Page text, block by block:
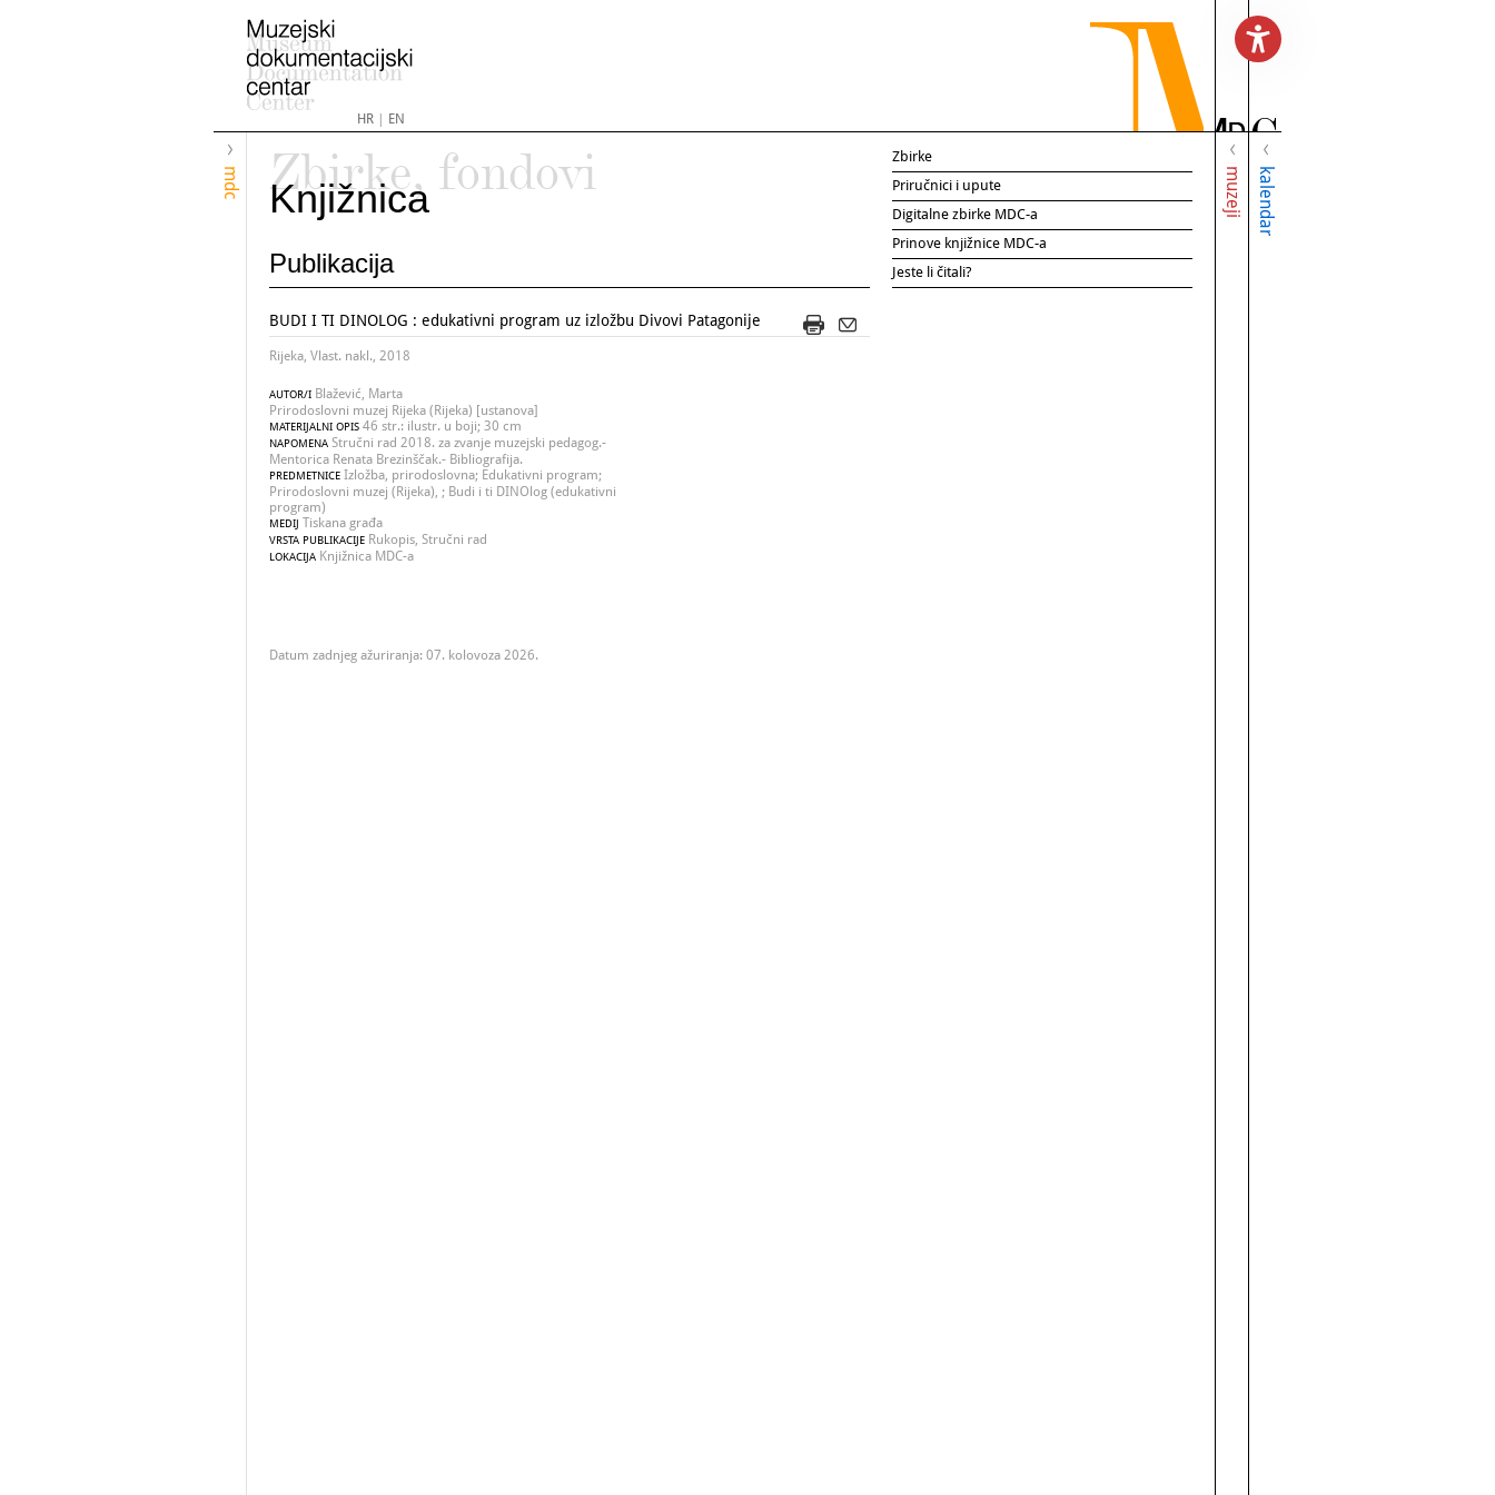
HR| EN
mdc muzeji kalendar
Zbirke, fondovi
Knjižnica
Publikacija
BUDI I TI DINOLOG : edukativni program uz izložbu Divovi Patagonije
Rijeka, Vlast. nakl., 2018
AUTOR/I Blažević, Marta
Prirodoslovni muzej Rijeka (Rijeka) [ustanova]
MATERIJALNI OPIS 46 str.: ilustr. u boji; 30 cm
NAPOMENA Stručni rad 2018. za zvanje muzejski pedagog.-
Mentorica Renata Brezinščak.- Bibliografija.
PREDMETNICE Izložba, prirodoslovna; Edukativni program;
Prirodoslovni muzej (Rijeka), ; Budi i ti DINOlog (edukativni
program)
MEDIJ Tiskana građa
VRSTA PUBLIKACIJE Rukopis, Stručni rad
LOKACIJA Knjižnica MDC-a
Datum zadnjeg ažuriranja: 07. kolovoza 2026.
Zbirke
Priručnici i upute
Digitalne zbirke MDC-a
Prinove knjižnice MDC-a
Jeste li čitali?